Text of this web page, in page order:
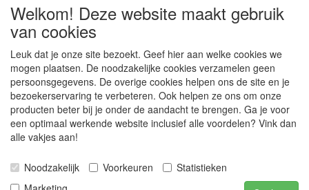
Zaterdag: 9:00 - 17:00
Donderdagavond koopavond: 19:00 - 21:00
SERVICE
Verkoopadressen
Webwinkels
Bestelvoorwaarden
Partner Groothandels
Algemene voorwaarden
Logivert © 1998-2024 LogiVert.com de All-in-One oplossing voor handelsbedrijven |
Welkom! Deze website maakt gebruik
van cookies
Leuk dat je onze site bezoekt. Geef hier aan welke cookies we
mogen plaatsen. De noodzakelijke cookies verzamelen geen
persoonsgegevens. De overige cookies helpen ons de site en je
bezoekerservaring te verbeteren. Ook helpen ze ons om onze
producten beter bij je onder de aandacht te brengen. Ga je voor
een optimaal werkende website inclusief alle voordelen? Vink dan
alle vakjes aan!
Noodzakelijk Voorkeuren
Statistieken